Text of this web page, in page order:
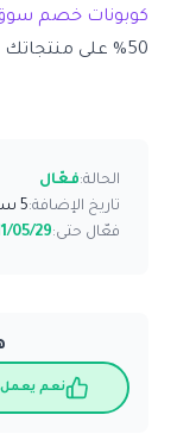
كوبونات خصم
50% على منتجاتك المفضلة .
الحالة:فعّال
تاريخ الإضافة:5 سنوات مضت
فعّال حتى:05/29
نعم يعمل